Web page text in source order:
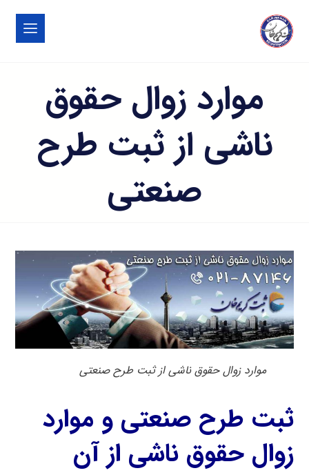
موارد زوال حقوق
ناشی از ثبت طرح
صنعتی
موارد زوال حقوق ناشی از ثبت طرح صنعتی
ثبت طرح صنعتی و موارد
زوال حقوق ناشی از آن